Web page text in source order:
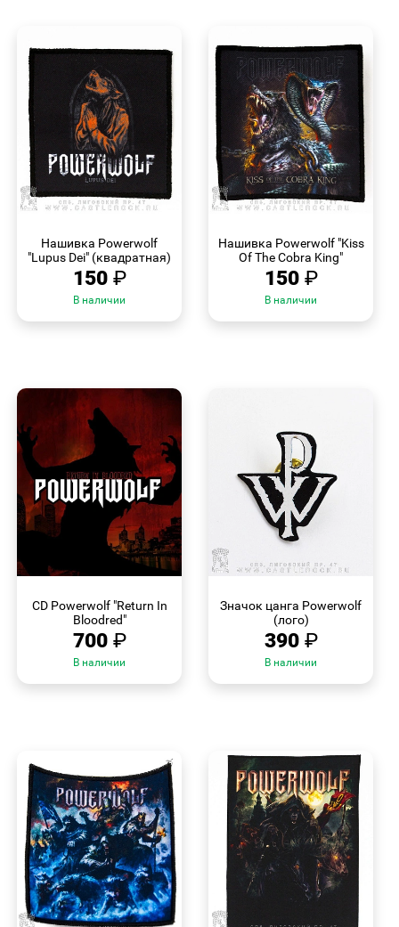
Нашивка Powerwolf
"Lupus Dei" (квадратная)
150 ₽
В наличии
Нашивка Powerwolf "Kiss
Of The Cobra King"
150 ₽
В наличии
CD Powerwolf "Return In
Bloodred"
700 ₽
В наличии
Значок цанга Powerwolf
(лого)
390 ₽
В наличии